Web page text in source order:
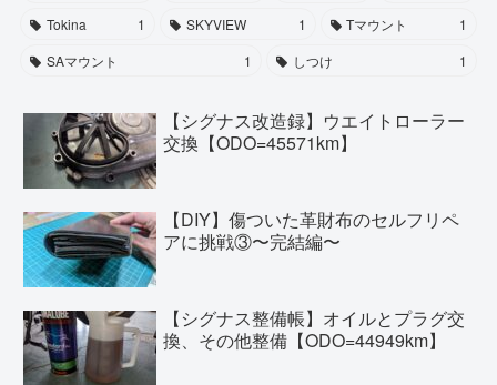
Tokina
1 SKYVIEW 1 Tマウント
1
SAマウント
1 しつけ 1
【シグナス改造録】ウエイトローラー
交換【ODO=45571km】
【DIY】傷ついた革財布のセルフリペ
アに挑戦③〜完結編〜
【シグナス整備帳】オイルとプラグ交
換、その他整備【ODO=44949km】